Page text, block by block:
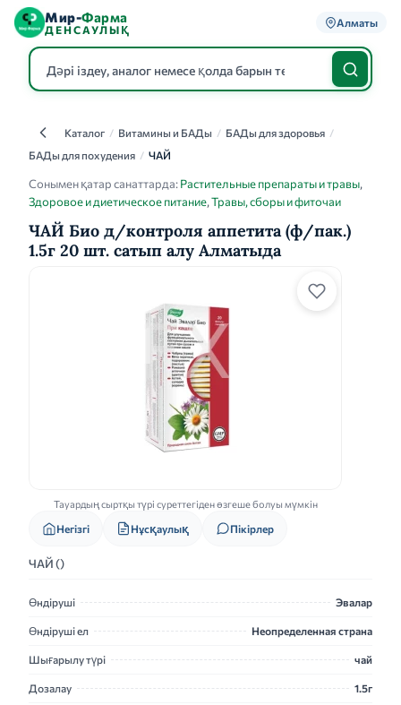
Мир-Фарма
ДЕНСАУЛЫҚ
Алматы
КаталогКаталог / Витамины и БАДы / БАДы для здоровья /
БАДы для похудения / ЧАЙ
Сонымен қатар санаттарда:Растительные препараты и травы,
Здоровое и диетическое питание,Травы, сборы и фиточаи
ЧАЙ Био д/контроля аппетита (ф/пак.)
1.5г 20 шт. сатып алу Алматыда
Тауардың сыртқы түрі суреттегіден өзгеше болуы мүмкін
Негізгі Нұсқаулық Пікірлер
ЧАЙ ()
Өндіруші Эвалар
Өндіруші ел Неопределенная страна
Шығарылу түрі чай
Дозалау 1.5г